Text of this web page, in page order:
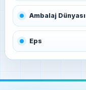
Ambalaj Dünyası
Eps